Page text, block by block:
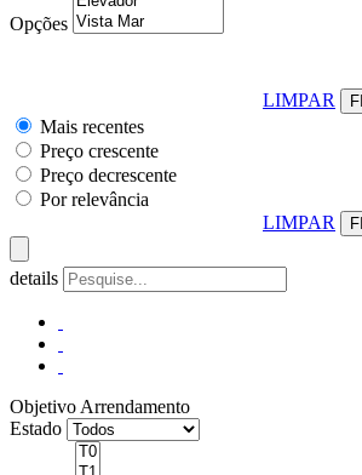
Opções
LIMPAR
Mais recentes
Preço crescente
Preço decrescente
Por relevância
LIMPAR
details
Objetivo Arrendamento
Estado